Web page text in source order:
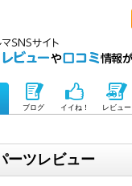
ブログ イイね！ レビュー
ーツレビュー